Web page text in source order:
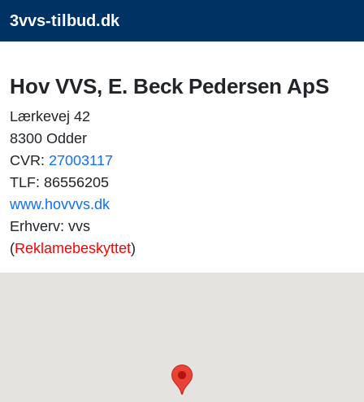
3vvs-tilbud.dk
Hov VVS, E. Beck Pedersen ApS
Lærkevej 42
8300 Odder
CVR: 27003117
TLF: 86556205
www.hovvvs.dk
Erhverv: vvs
(Reklamebeskyttet)